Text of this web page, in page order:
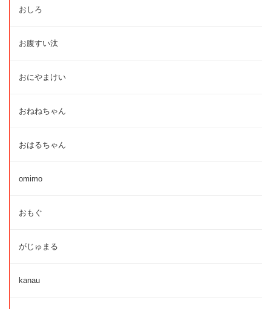
おしろ
お腹すい汰
おにやまけい
おねねちゃん
おはるちゃん
omimo
おもぐ
がじゅまる
kanau